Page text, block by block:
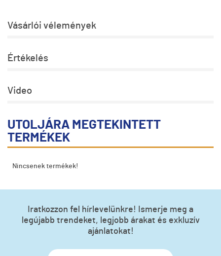
Vásárlói vélemények
Értékelés
Video
UTOLJÁRA MEGTEKINTETT
TERMÉKEK
Nincsenek termékek!
Iratkozzon fel hírlevelünkre! Ismerje meg a
legújabb trendeket, legjobb árakat és exkluzív
ajánlatokat!